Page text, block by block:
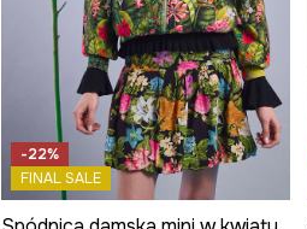
-22%
FINAL SALE